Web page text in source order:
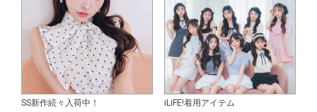
SS新作続々入荷中！ iLiFE!着用アイテム